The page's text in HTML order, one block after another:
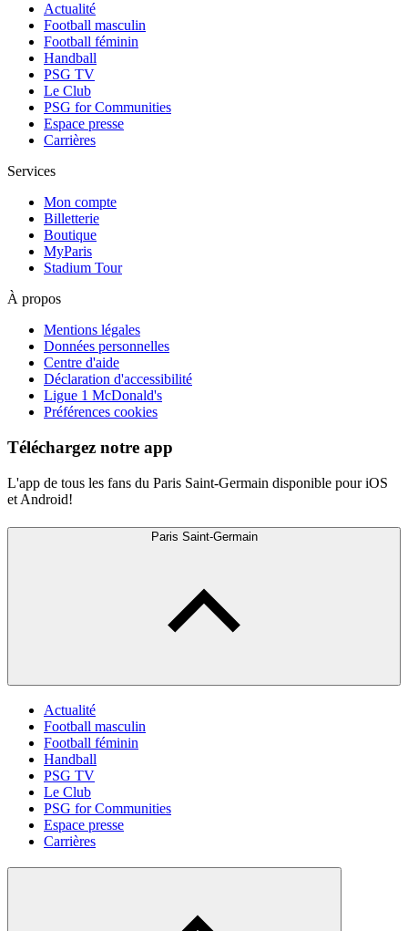
Actualité
Football masculin
Football féminin
Handball
PSG TV
Le Club
PSG for Communities
Espace presse
Carrières
Services
Mon compte
Billetterie
Boutique
MyParis
Stadium Tour
À propos
Mentions légales
Données personnelles
Centre d'aide
Déclaration d'accessibilité
Ligue 1 McDonald's
Préférences cookies
Téléchargez notre app
L'app de tous les fans du Paris Saint-Germain disponible pour iOS
et Android!
Paris Saint-Germain
Actualité
Football masculin
Football féminin
Handball
PSG TV
Le Club
PSG for Communities
Espace presse
Carrières